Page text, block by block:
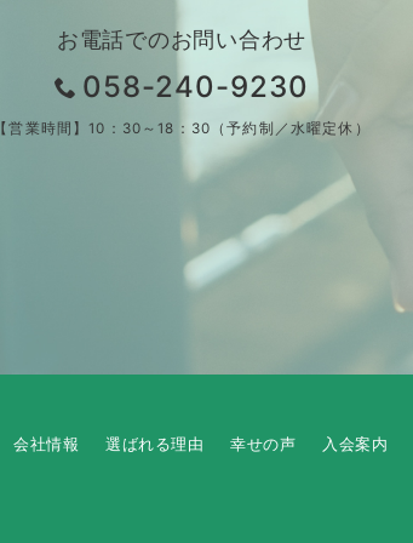
お電話でのお問い合わせ
058-240-9230
【営業時間】10：30～18：30（予約制／水曜定休）
会社情報 選ばれる理由 幸せの声 入会案内